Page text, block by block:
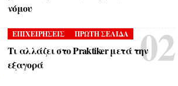
νόμου
ΕΠΙΧΕΙΡΗΣΕΙΣ ΠΡΩΤΗ ΣΕΛΙΔΑ
Τι αλλάζει στο Praktiker μετά την
εξαγορά